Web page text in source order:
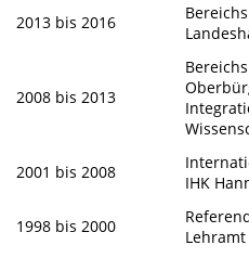
2013 bis 2016
2008 bis 2013
2001 bis 2008
IHK
1998 bis 2000